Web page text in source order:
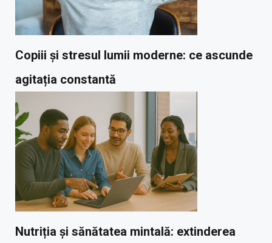
Copiii și stresul lumii moderne: ce ascunde
agitația constantă
Nutriția și sănătatea mintală: extinderea